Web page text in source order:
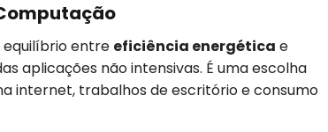
entre eficiência energética e
aplicações não intensivas. É uma escolha
internet, trabalhos de escritório e consumo